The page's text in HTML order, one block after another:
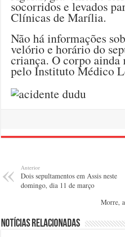
socorridos e levados
Clínicas de Marília.
Não há informações
velório e horário do
criança. O corpo
pelo Instituto Médico
Anterior
Dois sepultamentos em Assis neste
domingo, dia 11 de março
Morre,
Notícias relacionadas